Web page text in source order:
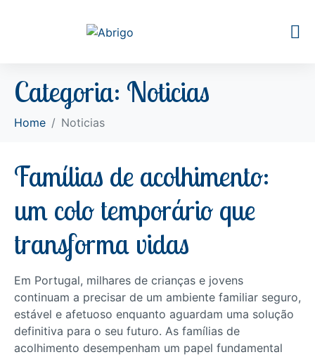
Categoria: Noticias
Home Noticias
Famílias de acolhimento:
um colo temporário que
transforma vidas
Em Portugal, milhares de crianças e jovens
continuam a precisar de um ambiente familiar seguro,
estável e afetuoso enquanto aguardam uma solução
definitiva para o seu futuro. As famílias de
acolhimento desempenham um papel fundamental